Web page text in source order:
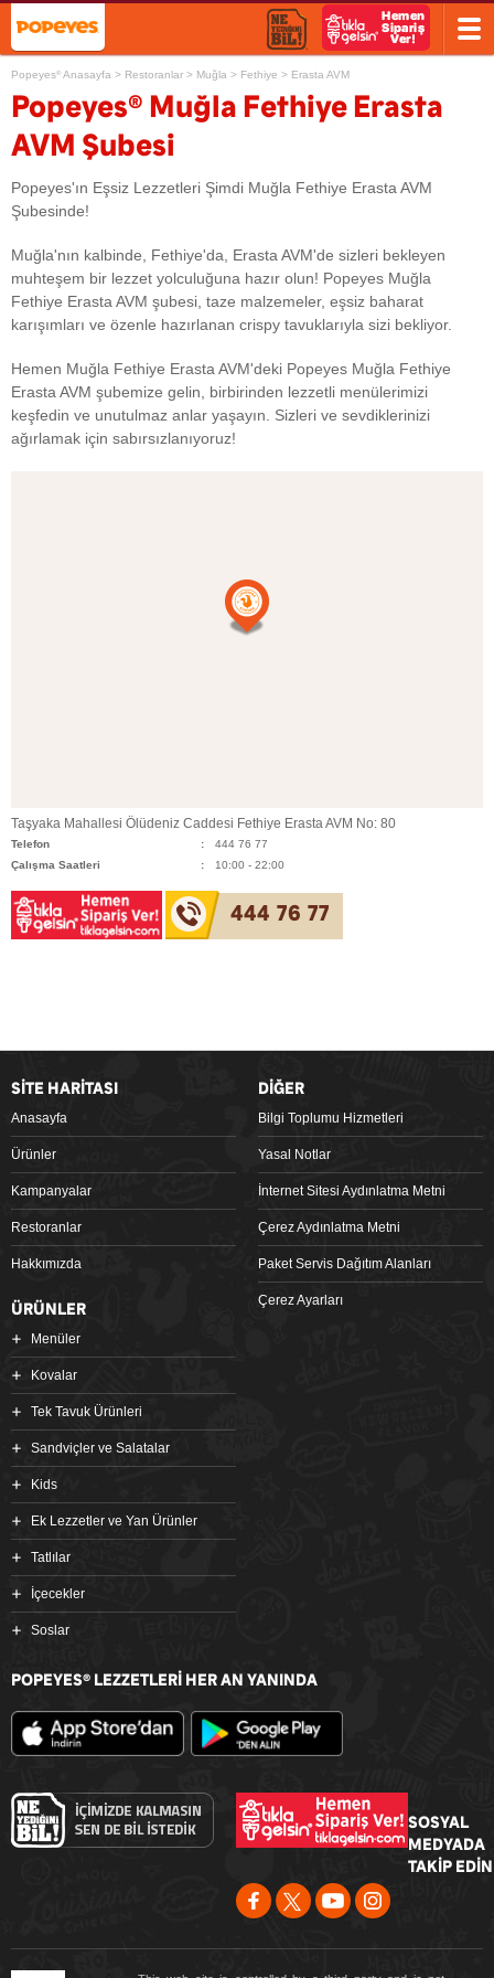
Popeyes® Anasayfa > Restoranlar > Muğla > Fethiye > Erasta AVM
Popeyes®
Muğla Fethiye Erasta
AVM Şubesi
Popeyes'ın Eşsiz Lezzetleri Şimdi Muğla Fethiye Erasta AVM
Şubesinde!
Muğla'nın kalbinde, Fethiye'da, Erasta AVM'de sizleri bekleyen
muhteşem bir lezzet yolculuğuna hazır olun! Popeyes Muğla
Fethiye Erasta AVM şubesi, taze malzemeler, eşsiz baharat
karışımları ve özenle hazırlanan crispy tavuklarıyla sizi bekliyor.
Hemen Muğla Fethiye Erasta AVM'deki Popeyes Muğla Fethiye
Erasta AVM şubemize gelin, birbirinden lezzetli menülerimizi
keşfedin ve unutulmaz anlar yaşayın. Sizleri ve sevdiklerinizi
ağırlamak için sabırsızlanıyoruz!
Taşyaka Mahallesi Ölüdeniz Caddesi Fethiye Erasta AVM No: 80
Telefon
444 76 77
Çalışma Saatleri
10:00 - 22:00
444 76 77
SİTE HARİTASI
Anasayfa
Ürünler
Kampanyalar
Restoranlar
Hakkımızda
DİĞER
Bilgi Toplumu Hizmetleri
Yasal Notlar
İnternet Sitesi Aydınlatma Metni
Çerez Aydınlatma Metni
Paket Servis Dağıtım Alanları
Çerez Ayarları
ÜRÜNLER
Menüler
Kovalar
Tek Tavuk Ürünleri
Sandviçler ve Salatalar
Kids
Ek Lezzetler ve Yan Ürünler
Tatlılar
İçecekler
Soslar
POPEYES® LEZZETLERİ HER AN YANINDA
SOSYAL
MEDYADA
TAKİP EDİN